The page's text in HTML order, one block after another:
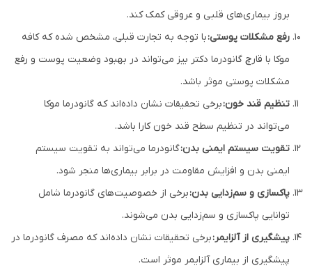
بروز بیماری‌های قلبی و عروقی کمک کند.
رفع مشکلات پوستی:با توجه به تجارت قبلی، مشخص شده که کافه
موکا با قارچ گانودرما دکتر بیز می‌تواند در بهبود وضعیت پوست و رفع
مشکلات پوستی موثر باشد.
تنظیم قند خون:برخی تحقیقات نشان داده‌اند که گانودرما موکا
می‌تواند در تنظیم سطح قند خون کارا باشد.
تقویت سیستم ایمنی بدن:گانودرما می‌تواند به تقویت سیستم
ایمنی بدن و افزایش مقاومت در برابر بیماری‌ها منجر شود.
پاکسازی و سم‌زدایی بدن:برخی از خصوصیت‌های گانودرما شامل
توانایی پاکسازی و سم‌زدایی بدن می‌شوند.
پیشگیری از آلزایمر:برخی تحقیقات نشان داده‌اند که مصرف گانودرما در
پیشگیری از بیماری آلزایمر موثر است.